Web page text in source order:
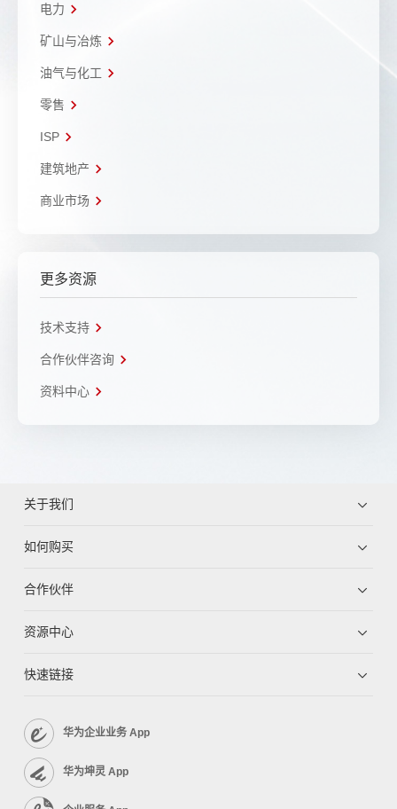
电力
矿山与冶炼
油气与化工
零售
ISP
建筑地产
商业市场
更多资源
技术支持
合作伙伴咨询
资料中心
关于我们
如何购买
合作伙伴
资源中心
快速链接
华为企业业务 App
华为坤灵 App